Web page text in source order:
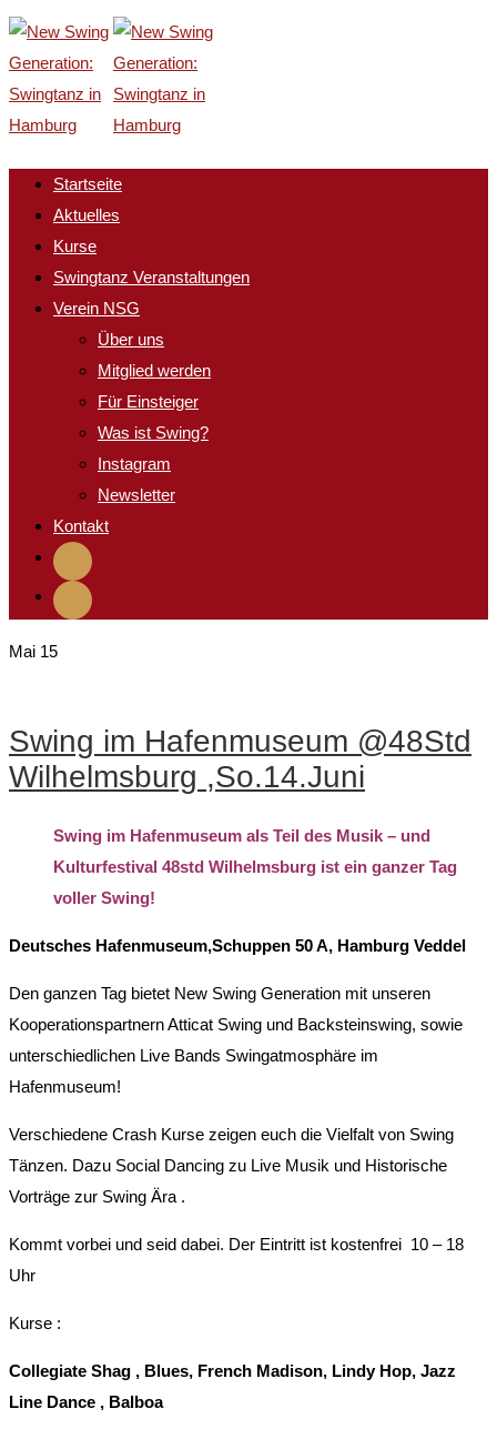
Startseite
Aktuelles
Kurse
Swingtanz Veranstaltungen
Verein NSG
Über uns
Mitglied werden
Für Einsteiger
Was ist Swing?
Instagram
Newsletter
Kontakt
Mai 15
Swing im Hafenmuseum @48Std
Wilhelmsburg ,So.14.Juni
Swing im Hafenmuseum als Teil des Musik – und
Kulturfestival 48std Wilhelmsburg ist ein ganzer Tag
voller Swing!
Deutsches Hafenmuseum,Schuppen 50 A, Hamburg Veddel
Den ganzen Tag bietet New Swing Generation mit unseren
Kooperationspartnern Atticat Swing und Backsteinswing, sowie
unterschiedlichen Live Bands Swingatmosphäre im
Hafenmuseum!
Verschiedene Crash Kurse zeigen euch die Vielfalt von Swing
Tänzen. Dazu Social Dancing zu Live Musik und Historische
Vorträge zur Swing Ära .
Kommt vorbei und seid dabei. Der Eintritt ist kostenfrei 10 – 18
Uhr
Kurse :
Collegiate Shag , Blues, French Madison, Lindy Hop, Jazz
Line Dance , Balboa